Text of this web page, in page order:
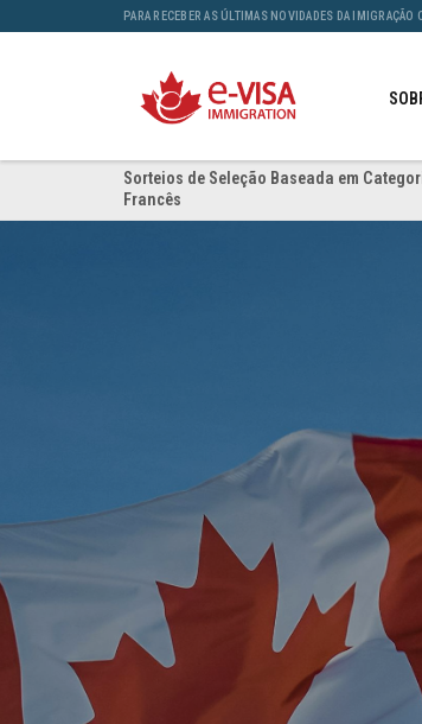
PARA RECEBER AS ÚLTIMAS NOVIDADES DA
Sorteios de Seleção Baseada em
Francês